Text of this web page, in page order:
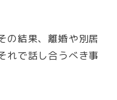
の結果、離婚や別居
れで話し合うべき事